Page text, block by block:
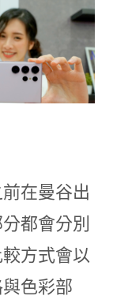
在曼谷出
都會分別
方式會以
色彩部